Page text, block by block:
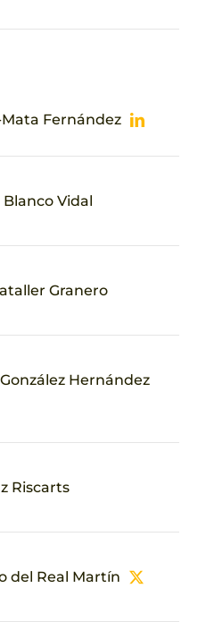
Fernández
Blanco Vidal
Granero
Hernández
Riscarts
del Real Martín